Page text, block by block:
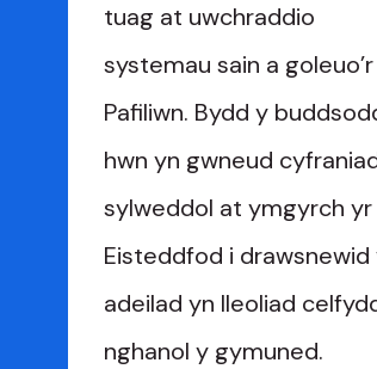
tuag at uwchraddio
systemau sain a goleuo’r
Pafiliwn. Bydd y
hwn yn gwneud
sylweddol at ymgyrch yr
Eisteddfod i drawsnewid
adeilad yn lleoliad
nghanol y gymuned.